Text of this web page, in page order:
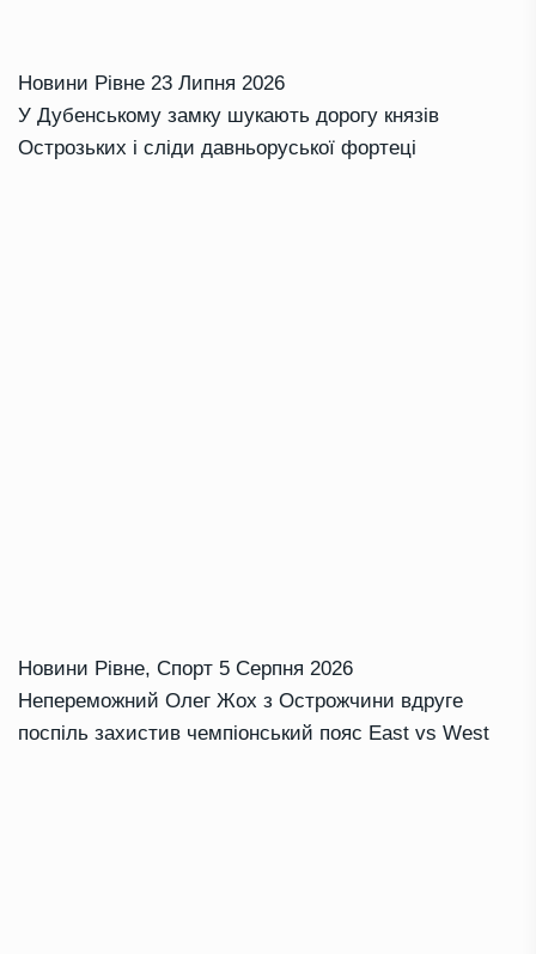
Новини Рівне 23 Липня 2026
У Дубенському замку шукають дорогу князів
Острозьких і сліди давньоруської фортеці
Новини Рівне, Спорт 5 Серпня 2026
Непереможний Олег Жох з Острожчини вдруге
поспіль захистив чемпіонський пояс East vs West